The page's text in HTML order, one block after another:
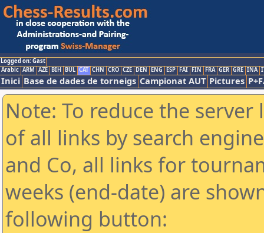
Logged on: Gast
Arabic ARM AZE BIH BUL CAT CHN CRO CZE DEN ENG ESP FAI FIN FRA GER GRE INA
Inici Base de dades de torneigs Campionat AUT Pictures
Note: To reduce the
of all links by search
and Co, all links for
weeks (end-date) are
following button: